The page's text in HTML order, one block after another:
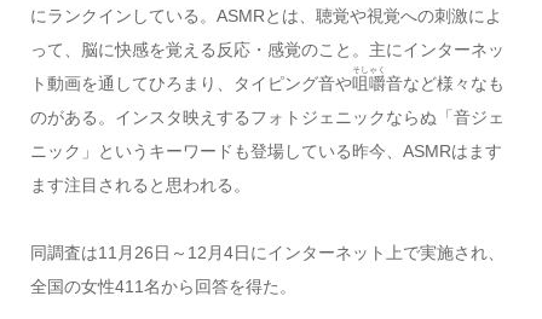
にランクインしている。ASMRとは、聴覚や視覚への刺激によ
って、脳に快感を覚える反応・感覚のこと。主にインターネッ
ト動画を通してひろまり、タイピング音や咀嚼
そしゃく
音など様々なも
のがある。インスタ映えするフォトジェニックならぬ「音ジェ
ニック」というキーワードも登場している昨今、ASMRはます
ます注目されると思われる。
同調査は11月26日～12月4日にインターネット上で実施され、
全国の女性411名から回答を得た。